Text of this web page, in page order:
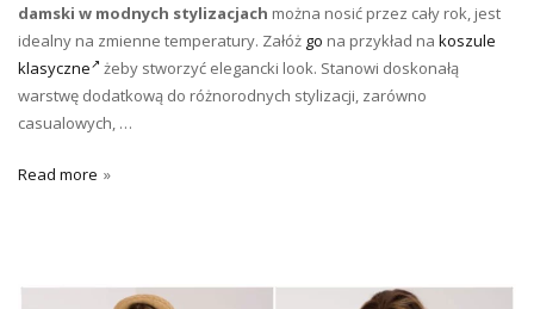
damski w modnych stylizacjach można nosić przez cały rok, jest
idealny na zmienne temperatury. Załóż go na przykład na koszule
klasyczne
żeby stworzyć elegancki look. Stanowi doskonałą
warstwę dodatkową do różnorodnych stylizacji, zarówno
casualowych, …
Read more